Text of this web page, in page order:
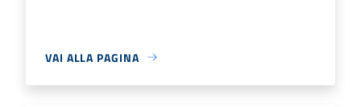
VAI ALLA PAGINA